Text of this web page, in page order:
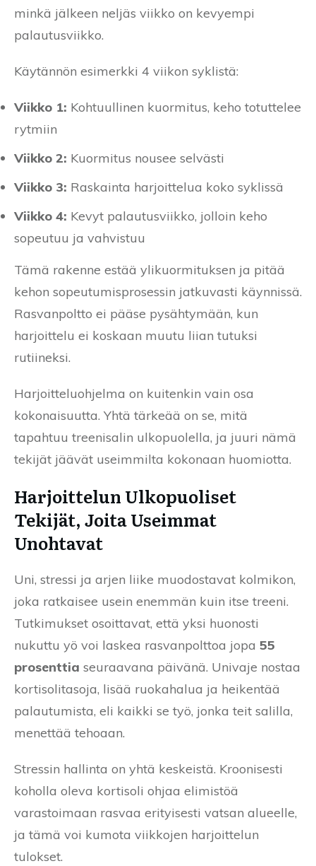
minkä jälkeen neljäs viikko on kevyempi
palautusviikko.
Käytännön esimerkki 4 viikon syklistä:
Viikko 1: Kohtuullinen kuormitus, keho totuttelee
rytmiin
Viikko 2: Kuormitus nousee selvästi
Viikko 3: Raskainta harjoittelua koko syklissä
Viikko 4: Kevyt palautusviikko, jolloin keho
sopeutuu ja vahvistuu
Tämä rakenne estää ylikuormituksen ja pitää
kehon sopeutumisprosessin jatkuvasti käynnissä.
Rasvanpoltto ei pääse pysähtymään, kun
harjoittelu ei koskaan muutu liian tutuksi
rutiineksi.
Harjoitteluohjelma on kuitenkin vain osa
kokonaisuutta. Yhtä tärkeää on se, mitä
tapahtuu treenisalin ulkopuolella, ja juuri nämä
tekijät jäävät useimmilta kokonaan huomiotta.
Harjoittelun Ulkopuoliset
Tekijät, Joita Useimmat
Unohtavat
Uni, stressi ja arjen liike muodostavat kolmikon,
joka ratkaisee usein enemmän kuin itse treeni.
Tutkimukset osoittavat, että yksi huonosti
nukuttu yö voi laskea rasvanpolttoa jopa 55
prosenttia seuraavana päivänä. Univaje nostaa
kortisolitasoja, lisää ruokahalua ja heikentää
palautumista, eli kaikki se työ, jonka teit salilla,
menettää tehoaan.
Stressin hallinta on yhtä keskeistä. Kroonisesti
koholla oleva kortisoli ohjaa elimistöä
varastoimaan rasvaa erityisesti vatsan alueelle,
ja tämä voi kumota viikkojen harjoittelun
tulokset.